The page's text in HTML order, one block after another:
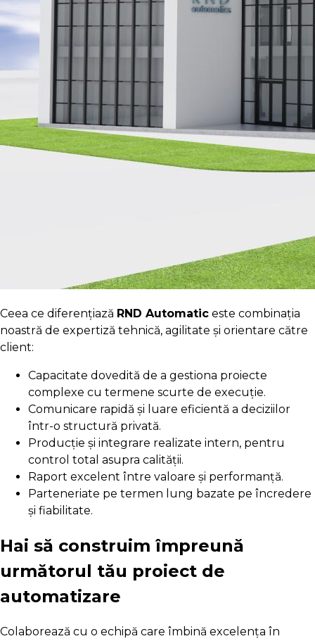
Ceea ce diferențiază RND Automatic este combinația
noastră de expertiză tehnică, agilitate și orientare către
client:
Capacitate dovedită de a gestiona proiecte
complexe cu termene scurte de execuție.
Comunicare rapidă și luare eficientă a deciziilor
într-o structură privată.
Producție și integrare realizate intern, pentru
control total asupra calității.
Raport excelent între valoare și performanță.
Parteneriate pe termen lung bazate pe încredere
și fiabilitate.
Hai să construim împreună
următorul tău proiect de
automatizare
Colaborează cu o echipă care îmbină excelența în